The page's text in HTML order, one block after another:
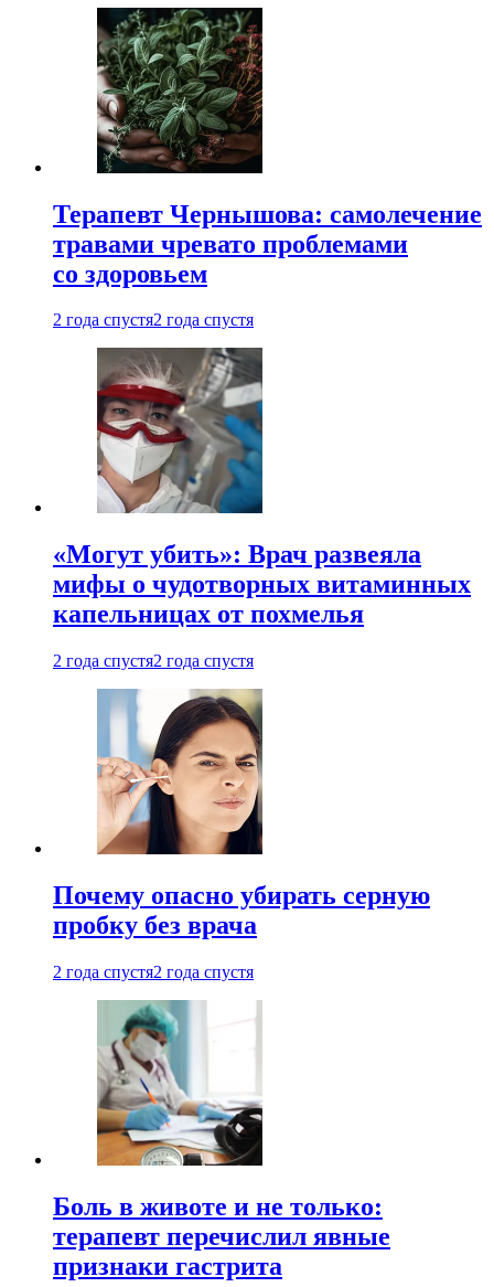
Терапевт Чернышова: самолечение
травами чревато проблемами
со здоровьем
2 года спустя2 года спустя
«Могут убить»: Врач развеяла
мифы о чудотворных витаминных
капельницах от похмелья
2 года спустя2 года спустя
Почему опасно убирать серную
пробку без врача
2 года спустя2 года спустя
Боль в животе и не только:
терапевт перечислил явные
признаки гастрита